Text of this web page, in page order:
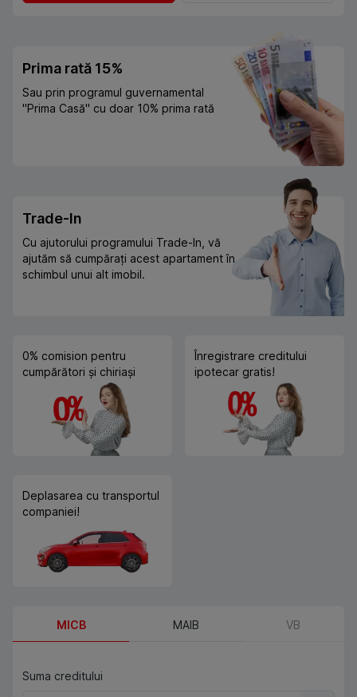
Prima rată 15%
Sau prin programul guvernamental
"Prima Casă" cu doar 10% prima rată
Trade-In
Cu ajutorului programului Trade-In, vă
ajutăm să cumpărați acest apartament în
schimbul unui alt imobil.
0% comision pentru
cumpărători și chiriași
Înregistrare creditului
ipotecar gratis!
Deplasarea cu transportul
companiei!
MICB MAIB VB
Suma creditului